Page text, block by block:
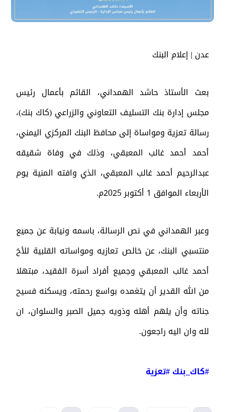
عدن | إعلام البنك
بعث الأستاذ حاشد الهمداني، القائم بأعمال رئيس
مجلس إدارة بنك التسليف التعاوني والزراعي (كاك بنك)،
رسالة تعزية ومواساة إلى محافظ البنك المركزي اليمني،
أحمد أحمد غالب المعبقي، وذلك في وفاة شقيقه
عبدالرحيم أحمد غالب المعبقي، الذي وافته المنية يوم
الأربعاء الموافق 1 أكتوبر 2025م.
وعبر الهمداني في نص الرسالة، باسمه ونيابة عن جميع
منتسبي البنك، عن خالص تعازيه ومواساته القلبية للأخ
أحمد غالب المعبقي وجميع أفراد أسرة الفقيد، مبتهلا
من الله القدير أن يتغمده بواسع رحمته، ويسكنه فسيح
جناته وأن يلهم أهله وذويه جميل الصبر والسلوان، ان
لله وان اليه راجعون.
#كاك_بنك #تعزية